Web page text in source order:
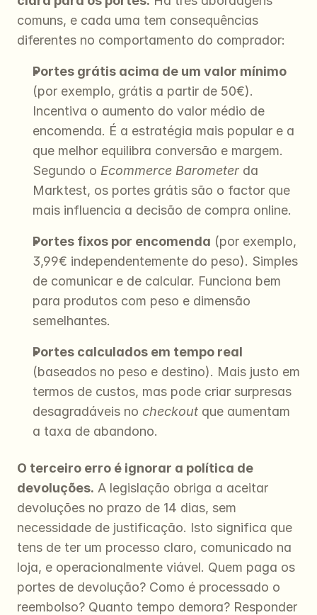
comuns, e cada uma tem consequências
diferentes no comportamento do comprador:
Portes grátis acima de um valor mínimo
(por exemplo, grátis a partir de 50€).
Incentiva o aumento do valor médio de
encomenda. É a estratégia mais popular e a
que melhor equilibra conversão e margem.
Segundo o Ecommerce Barometer da
Marktest, os portes grátis são o factor que
mais influencia a decisão de compra online.
Portes fixos por encomenda (por exemplo,
3,99€ independentemente do peso). Simples
de comunicar e de calcular. Funciona bem
para produtos com peso e dimensão
semelhantes.
Portes calculados em tempo real
(baseados no peso e destino). Mais justo em
termos de custos, mas pode criar surpresas
desagradáveis no checkout que aumentam
a taxa de abandono.
O terceiro erro é ignorar a política de
devoluções. A legislação obriga a aceitar
devoluções no prazo de 14 dias, sem
necessidade de justificação. Isto significa que
tens de ter um processo claro, comunicado na
loja, e operacionalmente viável. Quem paga os
portes de devolução? Como é processado o
reembolso? Quanto tempo demora? Responder